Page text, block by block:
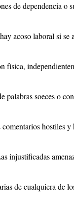
de dependencia
acoso laboral si
física,
palabras soeces o
hostiles
injustificadas
de cualquiera de